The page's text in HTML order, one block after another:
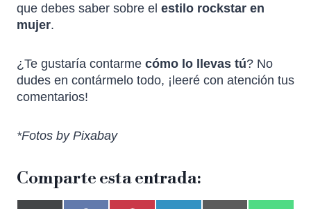
que debes saber sobre el estilo rockstar en
mujer.
¿Te gustaría contarme cómo lo llevas tú? No
dudes en contármelo todo, ¡leeré con atención tus
comentarios!
*Fotos by Pixabay
Comparte esta entrada: